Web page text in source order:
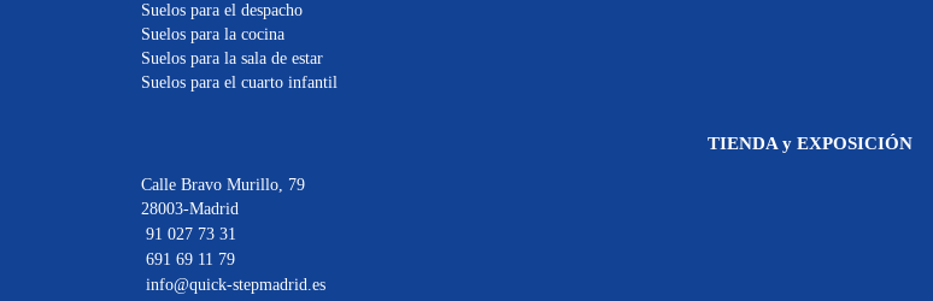
Suelos para el despacho
Suelos para la cocina
Suelos para la sala de estar
Suelos para el cuarto infantil
TIENDA y EXPOSICIÓN
Calle Bravo Murillo, 79
28003-Madrid
91 027 73 31
691 69 11 79
info@quick-stepmadrid.es